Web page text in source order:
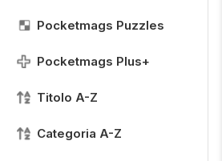
Pocketmags Puzzles
Pocketmags Plus+
Titolo A-Z
Categoria A-Z